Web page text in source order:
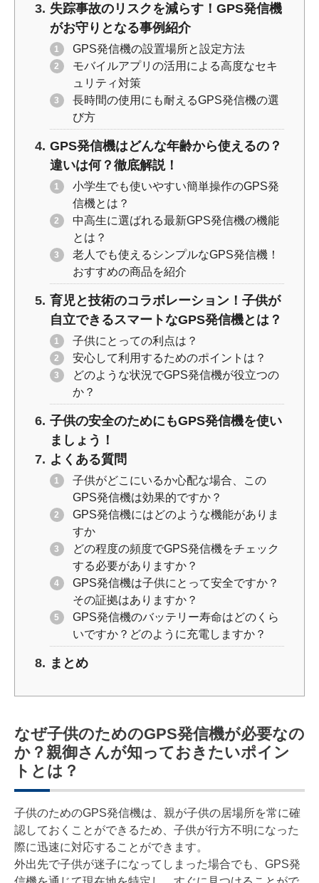
失踪事故のリスクを減らす！GPS発信機
がお守りとなる事例紹介
GPS発信機の設置場所と設定方法
モバイルアプリの活用による高度なセキ
ュリティ対策
長時間の使用にも耐えるGPS発信機の選
び方
GPS発信機はどんな年齢から使えるの？
違いは何？徹底解説！
小学生でも使いやすい簡単操作のGPS発
信機とは？
中高生に選ばれる最新GPS発信機の機能
とは？
老人でも使えるシンプルなGPS発信機！
おすすめの商品を紹介
育児と技術のコラボレーション！子供が
自立できるスマートなGPS発信機とは？
子供にとっての利点は？
安心して利用するためのポイントは？
どのような状況でGPS発信機が役立つの
か？
子供の安全のためにもGPS発信機を使い
ましょう！
よくある質問
子供がどこにいるか心配な場合、この
GPS発信機は効果的ですか？
GPS発信機にはどのような機能がありま
すか
どの程度の頻度でGPS発信機をチェック
する必要がありますか？
GPS発信機は子供にとって安全ですか？
その証拠はありますか？
GPS発信機のバッテリー寿命はどのくら
いですか？どのように充電しますか？
まとめ
なぜ子供のためのGPS発信機が必要なの
か？親御さんが知っておきたいポイン
トとは？
子供のためのGPS発信機は、親が子供の居場所を常に確
認しておくことができるため、子供が行方不明になった
際に迅速に対応することができます。
外出先で子供が迷子になってしまった場合でも、GPS発